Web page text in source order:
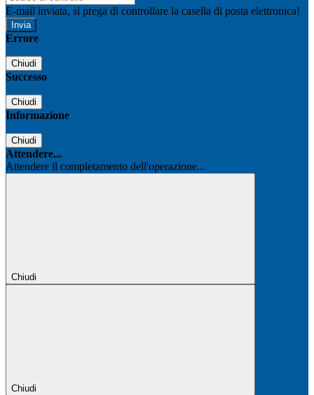
E-mail inviata, si prega di controllare la casella di posta elettronica!
Errore
Chiudi
Successo
Chiudi
Informazione
Chiudi
Attendere...
Attendere il completamento dell'operazione...
Chiudi
Chiudi